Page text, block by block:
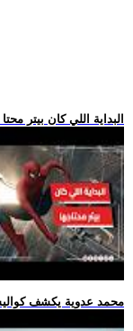
.. فيلم Spider-Man: Brand New Day | البداية اللي كان بيتر محتا
.. محمد عدوية يكشف